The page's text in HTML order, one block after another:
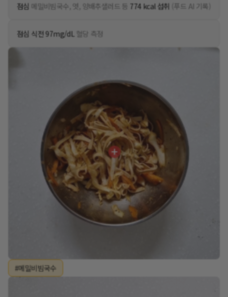
점심 메밀비빔국수, 엿, 양배추샐러드 등 774 kcal 섭취 (푸드 AI 기록)
점심 식전 97mg/dL 혈당 측정
#메밀비빔국수